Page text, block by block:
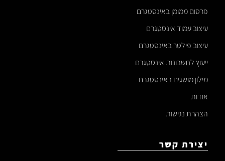
פרסום ממומן באינסטגרם
עיצוב עמוד אינסטגרם
עיצוב פילטר באינסטגרם
ייעוץ לחשבונות אינסטגרם
מילון מושגים באינסטגרם
אודות
הצהרת נגישות
יצירת קשר